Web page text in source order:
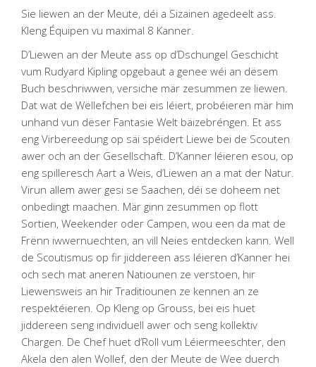
Sie liewen an der Meute, déi a Sizainen agedeelt ass.
Kleng Équipen vu maximal 8 Kanner.
D’Liewen an der Meute ass op d’Dschungel Geschicht
vum Rudyard Kipling opgebaut a genee wéi an dësem
Buch beschriwwen, versiche mär zesummen ze liewen.
Dat wat de Wëllefchen bei eis léiert, probéieren mär him
unhand vun dëser Fantasie Welt bäizebréngen. Et ass
eng Virbereedung op säi spéidert Liewe bei de Scouten
awer och an der Gesellschaft. D’Kanner léieren esou, op
eng spilleresch Aart a Weis, d’Liewen an a mat der Natur.
Virun allem awer gesi se Saachen, déi se doheem net
onbedingt maachen. Mär ginn zesummen op flott
Sortien, Weekender oder Campen, wou een da mat de
Frënn iwwernuechten, an vill Neies entdecken kann. Well
de Scoutismus op fir jiddereen ass léieren d’Kanner hei
och sech mat aneren Natiounen ze verstoen, hir
Liewensweis an hir Traditiounen ze kennen an ze
respektéieren. Op Kleng op Grouss, bei eis huet
jiddereen seng individuell awer och seng kollektiv
Chargen. De Chef huet d’Roll vum Léiermeeschter, den
Akela den alen Wollef, den der Meute de Wee duerch